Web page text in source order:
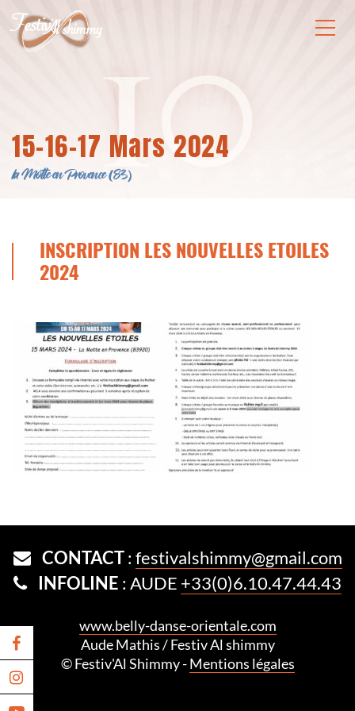
15-16-17 Mars 2024
la Motte en Provence (83)
INSCRIPTION LES NOUVELLES ETOILES
2024
CONTACT: festivalshimmy@gmail.com
INFOLINE : AUDE +33(0)6.10.47.44.43
www.belly-danse-orientale.com
Aude Mathis / Festiv Al shimmy
© Festiv'Al Shimmy -Mentions légales